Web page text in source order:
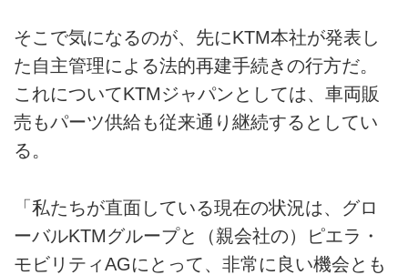
そこで気になるのが、先にKTM本社が発表し
た自主管理による法的再建手続きの行方だ。
これについてKTMジャパンとしては、車両販
売もパーツ供給も従来通り継続するとしてい
る。
「私たちが直面している現在の状況は、グロ
ーバルKTMグループと（親会社の）ピエラ・
モビリティAGにとって、非常に良い機会とも